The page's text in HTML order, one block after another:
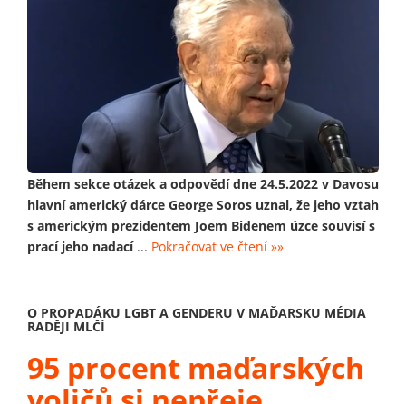
Během sekce otázek a odpovědí dne 24.5.2022 v Davosu
hlavní americký dárce George Soros uznal, že jeho vztah
s americkým prezidentem Joem Bidenem úzce souvisí s
prací jeho nadací... Pokračovat ve čtení »»
O PROPADÁKU LGBT A GENDERU V MAĎARSKU MÉDIA
RADĚJI MLČÍ
95 procent maďarských